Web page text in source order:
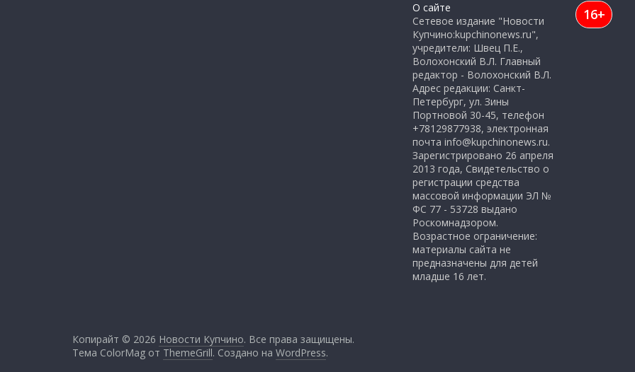
О сайте
Сетевое издание "Новости
Купчино:kupchinonews.ru",
учредители: Швец П.Е.,
Волохонский В.Л. Главный
редактор - Волохонский В.Л.
Адрес редакции: Санкт-
Петербург, ул. Зины
Портновой 30-45, телефон
+78129877938, электронная
почта info@kupchinonews.ru.
Зарегистрировано 26 апреля
2013 года, Свидетельство о
регистрации средства
массовой информации ЭЛ №
ФС 77 - 53728 выдано
Роскомнадзором.
Возрастное ограничение:
материалы сайта не
предназначены для детей
младше 16 лет.
16+
Копирайт © 2026 Новости Купчино. Все права защищены.
Тема ColorMag от ThemeGrill. Создано на WordPress.